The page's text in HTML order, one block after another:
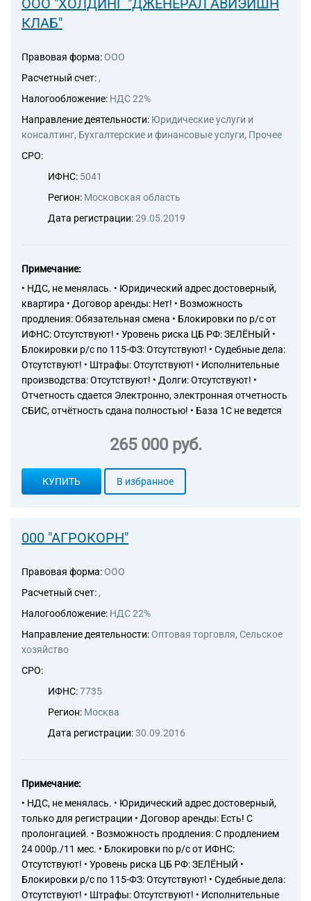
ООО "ХОЛДИНГ "ДЖЕНЕРАЛ АВИЭЙШН
КЛАБ"
Правовая форма: ООО
Расчетный счет: ,
Налогообложение: НДС 22%
Направление деятельности: Юридические услуги и
консалтинг, Бухгалтерские и финансовые услуги, Прочее
СРО:
ИФНС: 5041
Регион: Московская область
Дата регистрации:29.05.2019
Примечание:
• НДС, не менялась. • Юридический адрес достоверный,
квартира • Договор аренды: Нет! • Возможность
продления: Обязательная смена • Блокировки по р/с от
ИФНС: Отсутствуют! • Уровень риска ЦБ РФ: ЗЕЛЁНЫЙ •
Блокировки р/с по 115-ФЗ: Отсутствуют! • Судебные дела:
Отсутствуют! • Штрафы: Отсутствуют! • Исполнительные
производства: Отсутствуют! • Долги: Отсутствуют! •
Отчетность сдается Электронно, электронная отчетность
СБИС, отчётность сдана полностью! • База 1С не ведется
265 000 руб.
КУПИТЬ В избранное
000 "АГРОКОРН"
Правовая форма: ООО
Расчетный счет: ,
Налогообложение: НДС 22%
Направление деятельности: Оптовая торговля, Сельское
хозяйство
СРО:
ИФНС:7735
Регион: Москва
Дата регистрации:30.09.2016
Примечание:
• НДС, не менялась. • Юридический адрес достоверный,
только для регистрации • Договор аренды: Есть! С
пролонгацией. • Возможность продления: С продлением
24 000р./11 мес. • Блокировки по р/с от ИФНС:
Отсутствуют! • Уровень риска ЦБ РФ: ЗЕЛЁНЫЙ •
Блокировки р/с по 115-ФЗ: Отсутствуют! • Судебные дела:
Отсутствуют! • Штрафы: Отсутствуют! • Исполнительные